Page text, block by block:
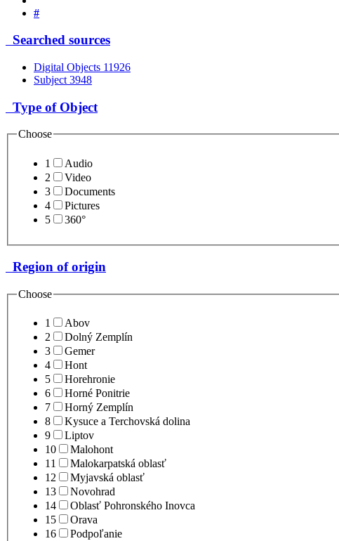
#
Searched sources
Digital Objects 11926
Subject 3948
Type of Object
Choose
1
Audio
2
Video
3
Documents
4
Pictures
5
360°
Region of origin
Choose
1
Abov
2
Dolný Zemplín
3
Gemer
4
Hont
5
Horehronie
6
Horné Ponitrie
7
Horný Zemplín
8
Kysuce a Terchovská dolina
9
Liptov
10
Malohont
11
Malokarpatská oblasť
12
Myjavská oblasť
13
Novohrad
14
Oblasť Pohronského Inovca
15
Orava
16
Podpoľanie